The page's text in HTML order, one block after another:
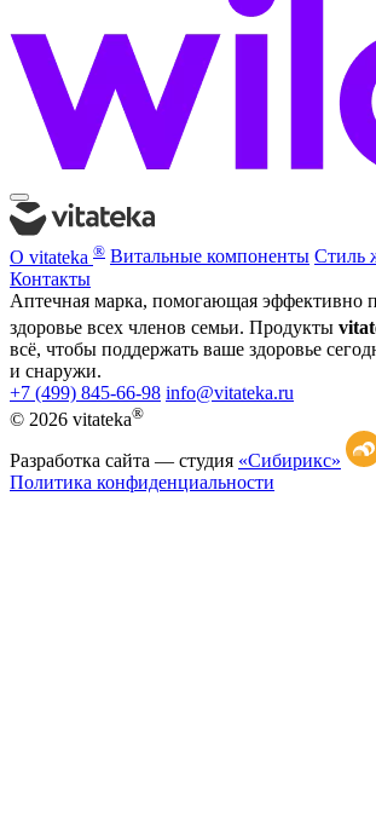
О vitateka ® Витальные компоненты Стиль
Контакты
Аптечная марка, помогающая эффективно
здоровье всех членов семьи. Продукты
всё, чтобы поддержать ваше здоровье
и снаружи.
+7 (499) 845-66-98 info@vitateka.ru
© 2026 vitateka®
Разработка сайта — студия «Сибирикс»
Политика конфиденциальности